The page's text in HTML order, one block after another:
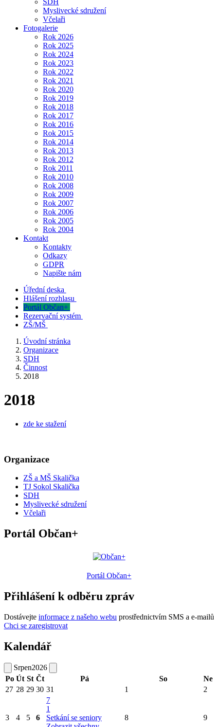
SDH
Myslivecké sdružení
Včelaři
Fotogalerie
Rok 2026
Rok 2025
Rok 2024
Rok 2023
Rok 2022
Rok 2021
Rok 2020
Rok 2019
Rok 2018
Rok 2017
Rok 2016
Rok 2015
Rok 2014
Rok 2013
Rok 2012
Rok 2011
Rok 2010
Rok 2008
Rok 2009
Rok 2007
Rok 2006
Rok 2005
Rok 2004
Kontakt
Kontakty
Odkazy
GDPR
Napište nám
Úřední deska
Hlášení rozhlasu
Portál Občan+
Rezervační systém
ZŠ/MŠ
Úvodní stránka
Organizace
SDH
Činnost
2018
2018
zde ke stažení
Organizace
ZŠ a MŠ Skalička
TJ Sokol Skalička
SDH
Myslivecké sdružení
Včelaři
Portál Občan+
Portál Občan+
Přihlášení k odběru zpráv
Dostávejte informace z našeho webu prostřednictvím SMS a e-mailů
Chci se zaregistrovat
Kalendář
Srpen2026
Po Út St Čt Pá So
Ne
27 28 29 30 31 1 2
3 4 5 6
7
1
Setkání se seniory
8 9